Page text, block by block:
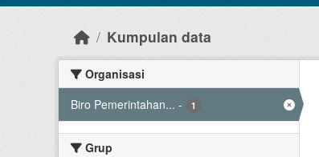
Kumpulan data
Organisasi
Biro Pemerintahan... - 1
Grup